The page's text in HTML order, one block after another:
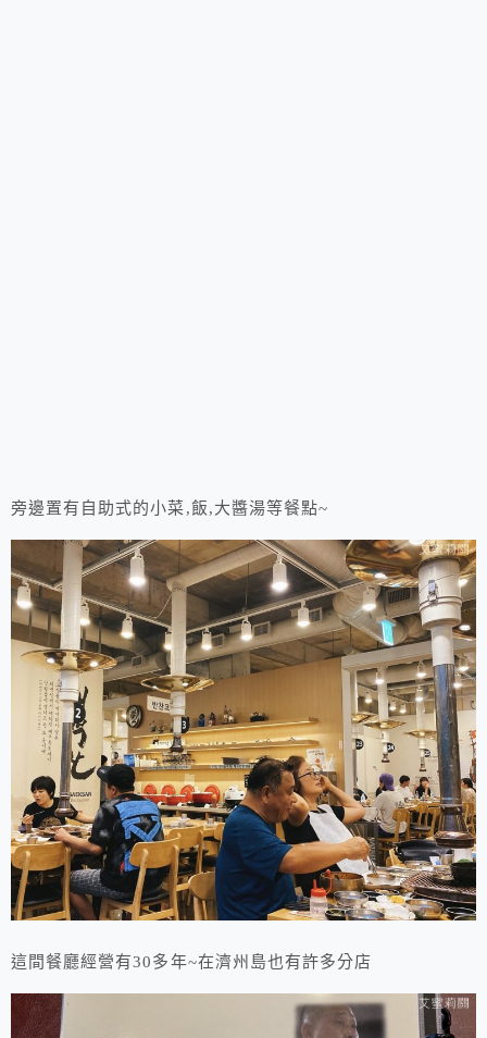
旁邊置有自助式的小菜,飯,大醬湯等餐點~
這間餐廳經營有30多年~在濟州島也有許多分店